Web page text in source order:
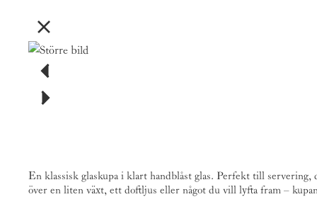
En klassisk glaskupa i klart handblåst glas. Perfekt till servering,
över en liten växt, ett doftljus eller något du vill lyfta fram –